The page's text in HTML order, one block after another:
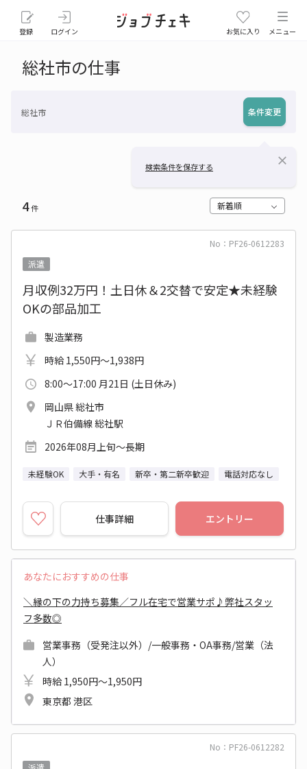
登録 ログイン お気に入り メニュー
総社市の仕事
総社市 条件変更
検索条件を保存する close
4件 新着順
No：PF26-0612283
派遣
月収例32万円！土日休＆2交替で安定★未経験
OKの部品加工
製造業務
時給 1,550円～1,938円
8:00～17:00 月21日 (土日休み)
岡山県 総社市
ＪＲ伯備線 総社駅
2026年08月上旬～長期
未経験OK 大手・有名 新卒・第二新卒歓迎 電話対応なし
仕事詳細 エントリー
あなたにおすすめの仕事
＼縁の下の力持ち募集／フル在宅で営業サポ♪弊社スタッ
フ多数◎
営業事務（受発注以外）/一般事務・OA事務/営業（法
人）
時給 1,950円～1,950円
東京都 港区
No：PF26-0612282